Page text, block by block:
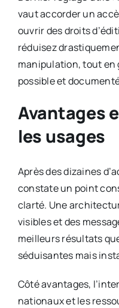
vaut accorder un
ouvrir des droits
réduisez
manipulation, tout en
possible et
Avantages
les usages
Après des dizaines
constate un point
clarté. Une
visibles et des
meilleurs résultats
séduisantes mais
Côté avantages,
nationaux et les